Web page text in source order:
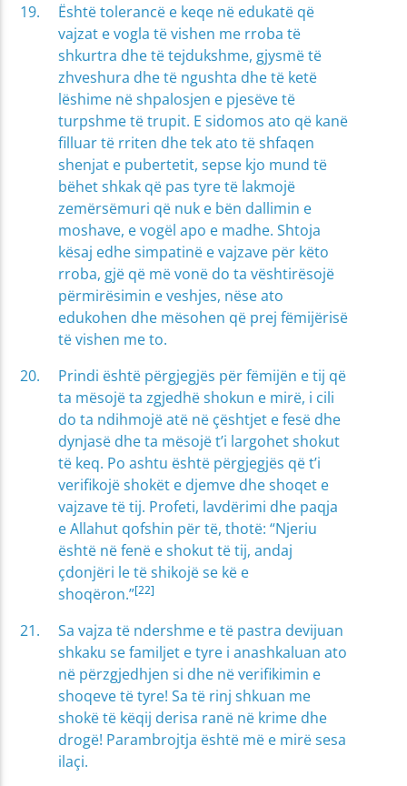
Është tolerancë e keqe në edukatë që
vajzat e vogla të vishen me rroba të
shkurtra dhe të tejdukshme, gjysmë të
zhveshura dhe të ngushta dhe të ketë
lëshime në shpalosjen e pjesëve të
turpshme të trupit. E sidomos ato që kanë
filluar të rriten dhe tek ato të shfaqen
shenjat e pubertetit, sepse kjo mund të
bëhet shkak që pas tyre të lakmojë
zemërsëmuri që nuk e bën dallimin e
moshave, e vogël apo e madhe. Shtoja
kësaj edhe simpatinë e vajzave për këto
rroba, gjë që më vonë do ta vështirësojë
përmirësimin e veshjes, nëse ato
edukohen dhe mësohen që prej fëmijërisë
të vishen me to.
Prindi është përgjegjës për fëmijën e tij që
ta mësojë ta zgjedhë shokun e mirë, i cili
do ta ndihmojë atë në çështjet e fesë dhe
dynjasë dhe ta mësojë t’i largohet shokut
të keq. Po ashtu është përgjegjës që t’i
verifikojë shokët e djemve dhe shoqet e
vajzave të tij. Profeti, lavdërimi dhe paqja
e Allahut qofshin për të, thotë: “Njeriu
është në fenë e shokut të tij, andaj
çdonjëri le të shikojë se kë e
shoqëron.”[22]
Sa vajza të ndershme e të pastra devijuan
shkaku se familjet e tyre i anashkaluan ato
në përzgjedhjen si dhe në verifikimin e
shoqeve të tyre! Sa të rinj shkuan me
shokë të këqij derisa ranë në krime dhe
drogë! Parambrojtja është më e mirë sesa
ilaçi.